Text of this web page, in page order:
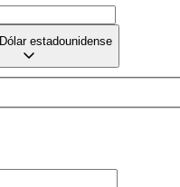
Dólar estadounidense